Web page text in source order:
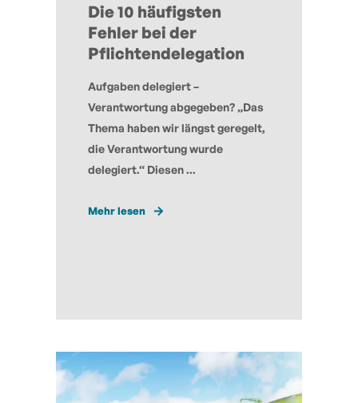
Die 10 häufigsten
Fehler bei der
Pflichtendelegation
Aufgaben delegiert –
Verantwortung abgegeben? „Das
Thema haben wir längst geregelt,
die Verantwortung wurde
delegiert.“ Diesen ...
Mehr lesen